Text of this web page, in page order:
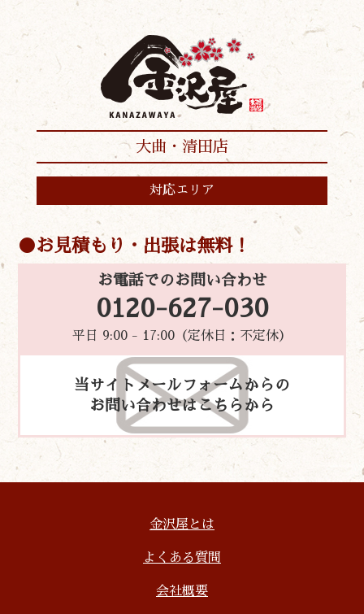
大曲・清田店
対応エリア
お見積もり・出張は無料！
お電話でのお問い合わせ
0120-627-030
平日 9:00 - 17:00（定休日：不定休）
当サイトメールフォームからの
お問い合わせはこちらから
金沢屋とは
よくある質問
会社概要